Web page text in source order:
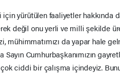
için yürütülen faaliyetler hakkında
değil onu yerli ve milli şekilde
mühimmatımızı da yapar hale
Sayın Cumhurbaşkanımızın
ciddi bir çalışma içindeyiz.